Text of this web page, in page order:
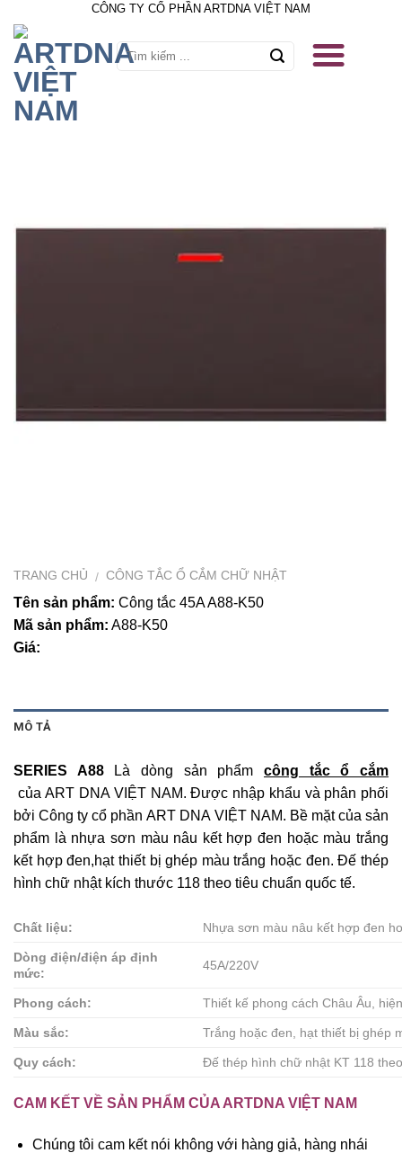
content
CÔNG TY CỔ PHẦN ARTDNA VIỆT NAM
TRANG CHỦ / CÔNG TẮC Ổ CẮM CHỮ NHẬT
Tên sản phẩm: Công tắc 45A A88-K50
Mã sản phẩm: A88-K50
Giá:
MÔ TẢ
SERIES A88Là dòng sản phẩmcông tắc ổ cắm
của ART DNA VIỆT NAM. Được nhập khẩu và phân phối
bởi Công ty cổ phần ART DNA VIỆT NAM. Bề mặt của sản
phẩm là nhựa sơn màu nâu kết hợp đen hoặc màu trắng
kết hợp đen,hạt thiết bị ghép màu trắng hoặc đen. Đế thép
hình chữ nhật kích thước 118 theo tiêu chuẩn quốc tế.
Chất liệu: Nhựa sơn màu nâu kết hợp đen
Dòng điện/điện áp định
mức:
45A/220V
Phong cách: Thiết kế phong cách Châu Âu,
Màu sắc: Trắng hoặc đen, hạt thiết bị ghép
Quy cách: Đế thép hình chữ nhật KT 118
CAM KẾT VỀ SẢN PHẨM CỦA ARTDNA VIỆT NAM
Chúng tôi cam kết nói không với hàng giả, hàng nhái